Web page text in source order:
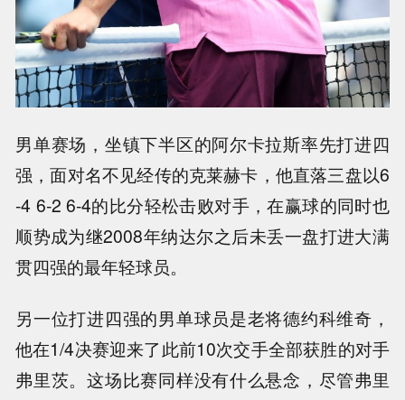
男单赛场，坐镇下半区的阿尔卡拉斯率先打进四
强，面对名不见经传的克莱赫卡，他直落三盘以6
-4 6-2 6-4的比分轻松击败对手，在赢球的同时也
顺势成为继2008年纳达尔之后未丢一盘打进大满
贯四强的最年轻球员。
另一位打进四强的男单球员是老将德约科维奇，
他在1/4决赛迎来了此前10次交手全部获胜的对手
弗里茨。这场比赛同样没有什么悬念，尽管弗里